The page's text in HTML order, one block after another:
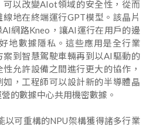
以改變AIot領域的安全性，從而
地在終端運行GPT模型。該晶片
網路Kneo，讓AI運行在用戶的邊
地數據隱私。這些應用是全行業
到智慧駕駛車輛再到以AI驅動的
允許設備之間進行更大的協作，
，工程師可以設計新的半導體晶
的數據中心共用機密數據。
以可重構的NPU架構獲得諸多行業